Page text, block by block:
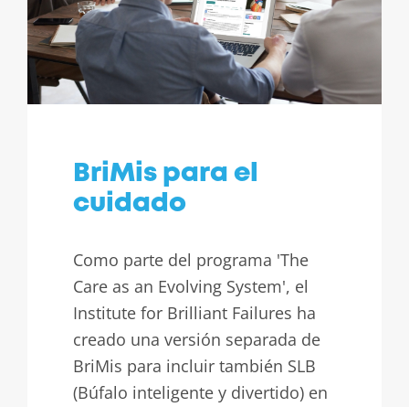
BriMis para el
cuidado
Como parte del programa 'The
Care as an Evolving System', el
Institute for Brilliant Failures ha
creado una versión separada de
BriMis para incluir también SLB
(Búfalo inteligente y divertido) en